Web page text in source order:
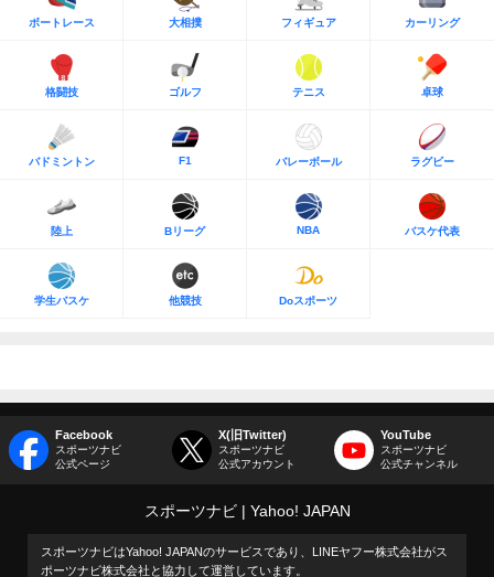
ボートレース 大相撲 フィギュア カーリング
格闘技 ゴルフ テニス 卓球
バドミントン F1 バレーボール ラグビー
陸上 Bリーグ NBA バスケ代表
学生バスケ 他競技 Doスポーツ
Facebook
スポーツナビ
公式ページ
X(旧Twitter)
スポーツナビ
公式アカウント
YouTube
スポーツナビ
公式チャンネル
スポーツナビ Yahoo! JAPAN
スポーツナビはYahoo! JAPANのサービスであり、LINEヤフー株式会社がス
ポーツナビ株式会社と協力して運営しています。